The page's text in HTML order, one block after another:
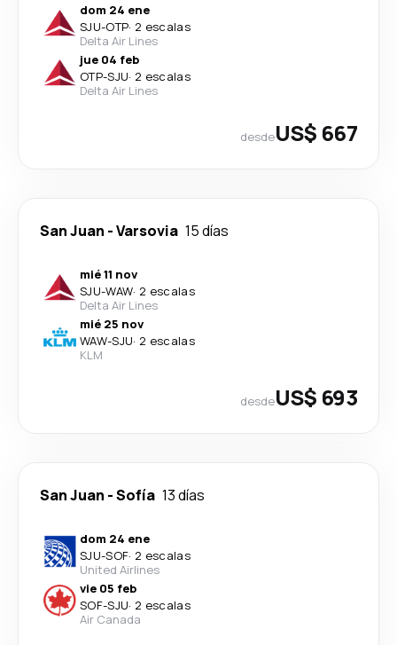
dom 24 ene
SJU-OTP· 2 escalas
Delta Air Lines
jue 04 feb
OTP-SJU· 2 escalas
Delta Air Lines
desdeUS$ 667
San Juan -Varsovia 15 días
mié 11 nov
SJU-WAW· 2 escalas
Delta Air Lines
mié 25 nov
WAW-SJU· 2 escalas
KLM
desdeUS$ 693
San Juan -Sofía 13 días
dom 24 ene
SJU-SOF· 2 escalas
United Airlines
vie 05 feb
SOF-SJU· 2 escalas
Air Canada